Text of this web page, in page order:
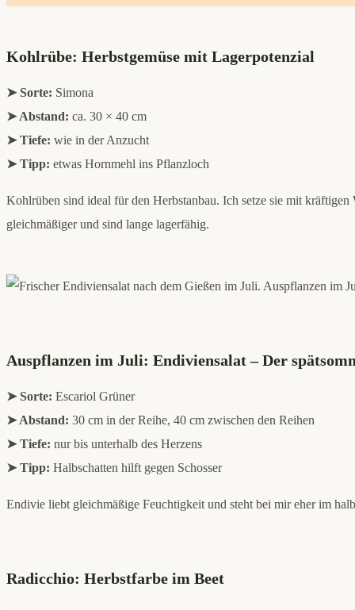
Kohlrübe: Herbstgemüse mit Lagerpotenzial
➤ Sorte: Simona
➤ Abstand: ca. 30 × 40 cm
➤ Tiefe: wie in der Anzucht
➤ Tipp: etwas Hornmehl ins Pflanzloch
Kohlrüben sind ideal für den Herbstanbau. Ich setze sie mit
gleichmäßiger und sind lange lagerfähig.
Auspflanzen im Juli: Endiviensalat – Der
➤ Sorte: Escariol Grüner
➤ Abstand: 30 cm in der Reihe, 40 cm zwischen den Reihen
➤ Tiefe: nur bis unterhalb des Herzens
➤ Tipp: Halbschatten hilft gegen Schosser
Endivie liebt gleichmäßige Feuchtigkeit und steht bei mir eher im
Radicchio: Herbstfarbe im Beet